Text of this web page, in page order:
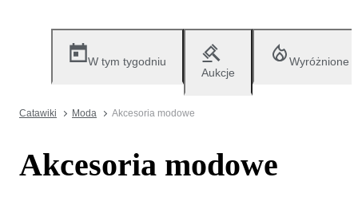
W tym tygodniu
Aukcje
Wyróżnione
Catawiki Moda Akcesoria modowe
Akcesoria modowe